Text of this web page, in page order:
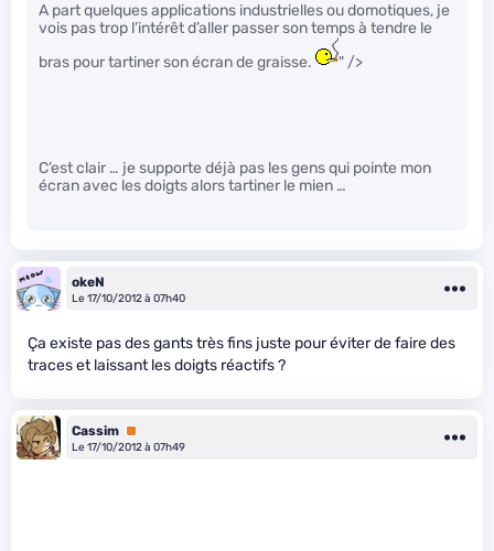
A part quelques applications industrielles ou domotiques, je
vois pas trop l’intérêt d’aller passer son temps à tendre le
bras pour tartiner son écran de graisse.
" />
C’est clair … je supporte déjà pas les gens qui pointe mon
écran avec les doigts alors tartiner le mien …
okeN
Le 17/10/2012 à 07h40
Ça existe pas des gants très fins juste pour éviter de faire des
traces et laissant les doigts réactifs ?
Cassim Premium
Le 17/10/2012 à 07h49